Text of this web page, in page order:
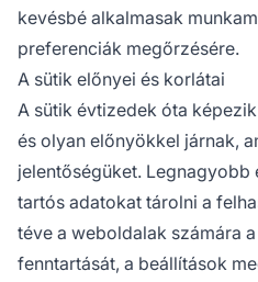
kevésbé alkalmasak
preferenciák megőrzésére.
A sütik előnyei és korlátai
A sütik évtizedek óta
és olyan előnyökkel járnak,
jelentőségüket.
tartós adatokat tárolni a
téve a weboldalak számára
fenntartását, a beállítások